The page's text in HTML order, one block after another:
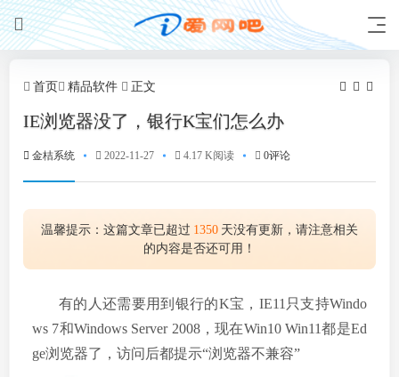
首页 精品软件 正文
IE浏览器没了，银行K宝们怎么办
金桔系统 2022-11-27 4.17 K阅读 0评论
温馨提示：这篇文章已超过 1350 天没有更新，请注意相关
的内容是否还可用！
有的人还需要用到银行的K宝，IE11只支持Windo
ws 7和Windows Server 2008，现在Win10 Win11都是Ed
ge浏览器了，访问后都提示“浏览器不兼容”